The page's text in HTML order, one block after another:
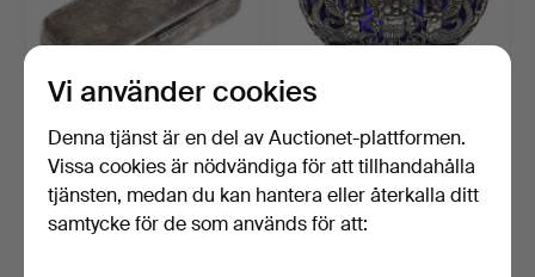
DOSA för pipor,
sterlingsilver, Borgila, S…
Klubbades 27 feb 2022
SKÅL, silver med
glasinsats, 1900-tal.
Vi använder cookies
Denna tjänst är en del av Auctionet-plattformen.
Vissa cookies är nödvändiga för att tillhandahålla
tjänsten, medan du kan hantera eller återkalla ditt
samtycke för de som används för att: